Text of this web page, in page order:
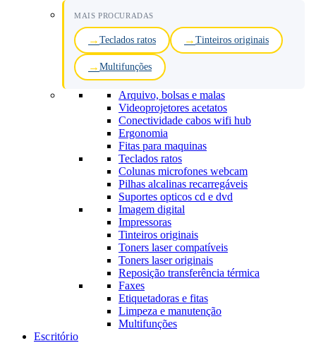
MAIS PROCURADAS
Teclados ratos Tinteiros originais
Multifunções
Arquivo, bolsas e malas
Videoprojetores acetatos
Conectividade cabos wifi hub
Ergonomia
Fitas para maquinas
Teclados ratos
Colunas microfones webcam
Pilhas alcalinas recarregáveis
Suportes opticos cd e dvd
Imagem digital
Impressoras
Tinteiros originais
Toners laser compatíveis
Toners laser originais
Reposição transferência térmica
Faxes
Etiquetadoras e fitas
Limpeza e manutenção
Multifunções
Escritório